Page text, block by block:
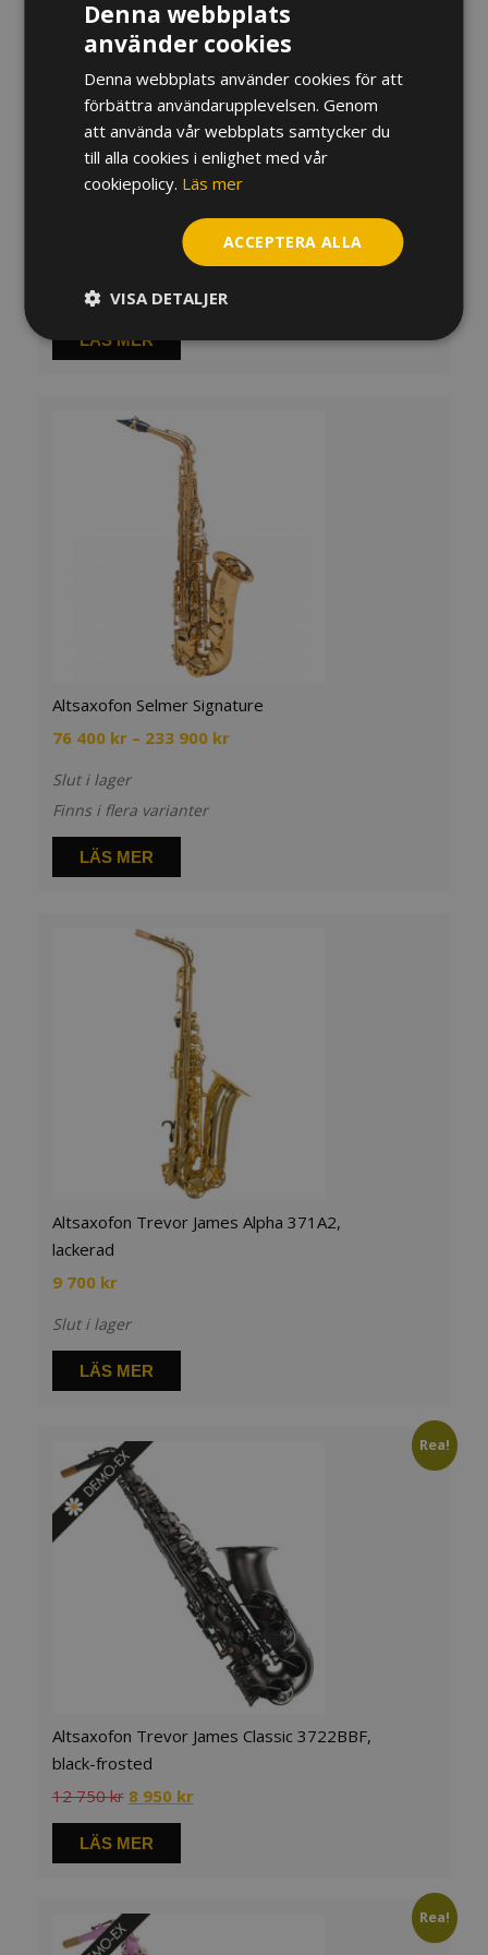
Altsaxofon Selmer Mk. VI (begagnad)
65 000 kr
LÄS MER
Altsaxofon Selmer Signature
76 400 kr – 233 900 krPrisintervall:
Slut i lager
Finns i flera varianter
LÄS MER
Altsaxofon Trevor James Alpha 371A2,
lackerad
9 700 kr
Slut i lager
LÄS MER
Rea!
Altsaxofon Trevor James Classic 3722BBF,
black-frosted
12 750kr Det
priset
var:
8 950 krDet
LÄS MER
Rea!
Denna webbplats
använder cookies
Denna webbplats använder cookies för att
förbättra användarupplevelsen. Genom
att använda vår webbplats samtycker du
till alla cookies i enlighet med vår
cookiepolicy. Läs mer
ACCEPTERA ALLA
VISA DETALJER